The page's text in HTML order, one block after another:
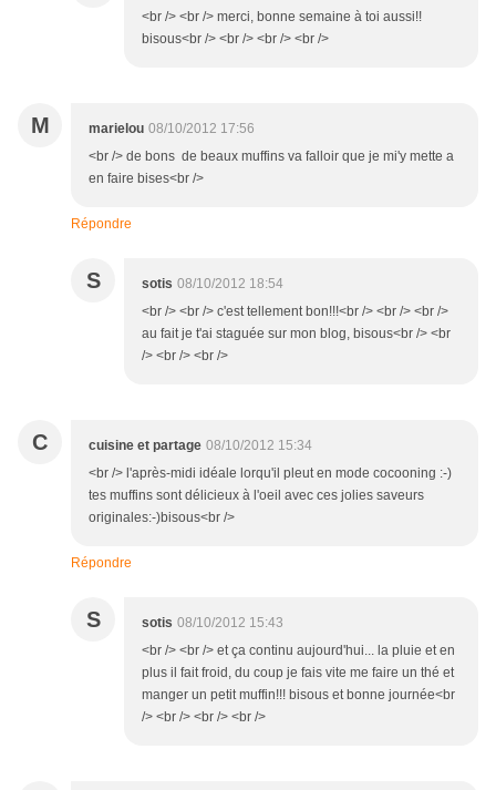
<br /> <br /> merci, bonne semaine à toi aussi!!
bisous<br /> <br /> <br /> <br />
M marielou 08/10/2012 17:56
<br /> de bons de beaux muffins va falloir que je mi'y mette a
en faire bises<br />
Répondre
S sotis 08/10/2012 18:54
<br /> <br /> c'est tellement bon!!!<br /> <br /> <br />
au fait je t'ai staguée sur mon blog, bisous<br /> <br
/> <br /> <br />
C cuisine et partage 08/10/2012 15:34
<br /> l'après-midi idéale lorqu'il pleut en mode cocooning :-)
tes muffins sont délicieux à l'oeil avec ces jolies saveurs
originales:-)bisous<br />
Répondre
S sotis 08/10/2012 15:43
<br /> <br /> et ça continu aujourd'hui... la pluie et en
plus il fait froid, du coup je fais vite me faire un thé et
manger un petit muffin!!! bisous et bonne journée<br
/> <br /> <br /> <br />